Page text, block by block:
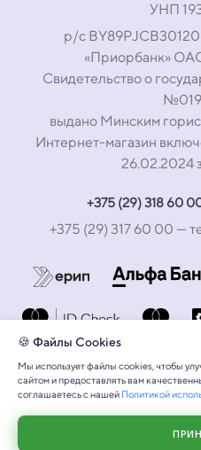
УНП
р/с
«Приорбанк»
Свидетельство о
выдано Минским
Интернет-магазин
26.02.2024
+375 (29) 318 60
+375 (29) 317 60 00 —
🍪 Файлы Cookies
Мы использует файлы cookies, чтобы
сайтом и предоставлять вам
соглашаетесь с нашей Политикой